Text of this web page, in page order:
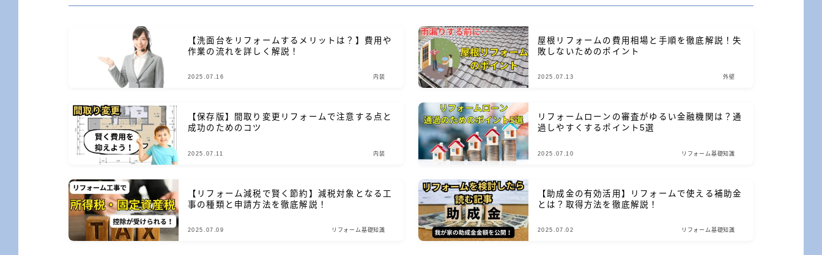
【洗面台をリフォームするメリットは？】費用や
作業の流れを詳しく解説！
2025.07.16 内装
屋根リフォームの費用相場と手順を徹底解説！失
敗しないためのポイント
2025.07.13 外壁
【保存版】間取り変更リフォームで注意する点と
成功のためのコツ
2025.07.11 内装
リフォームローンの審査がゆるい金融機関は？通
過しやすくするポイント5選
2025.07.10 リフォーム基礎知識
【リフォーム減税で賢く節約】減税対象となる工
事の種類と申請方法を徹底解説！
2025.07.09 リフォーム基礎知識
【助成金の有効活用】リフォームで使える補助金
とは？取得方法を徹底解説！
2025.07.02 リフォーム基礎知識